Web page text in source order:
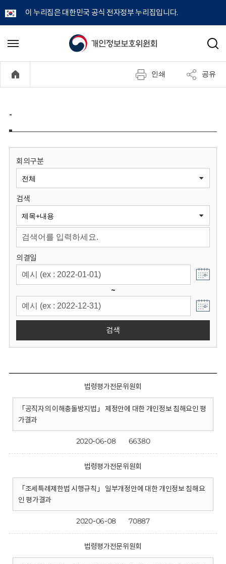
이 누리집은 대한민국 공식 전자정부 누리집입니다.
개
정
보
원
회
메
기
검
인쇄 공유
-
회의구분
검색
의결일
~
검색
법령평가전문위원회
「공직자의 이해충돌방지법」 제정안에 대한 개인정보 침해요인 평
가결과
2020-06-08 66380
법령평가전문위원회
「조세특례제한법 시행규칙」 일부개정안에 대한 개인정보 침해요
인 평가결과
2020-06-08 70887
법령평가전문위원회